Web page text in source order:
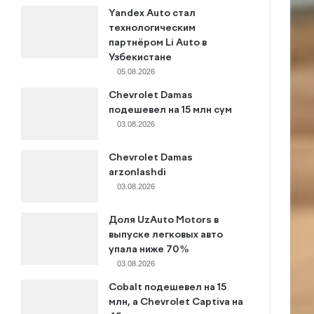
Yandex Auto стал
технологическим
партнёром Li Auto в
Узбекистане
05.08.2026
Chevrolet Damas
подешевел на 15 млн сум
03.08.2026
Chevrolet Damas
arzonlashdi
03.08.2026
Доля UzAuto Motors в
выпуске легковых авто
упала ниже 70%
03.08.2026
Cobalt подешевел на 15
млн, а Chevrolet Captiva на